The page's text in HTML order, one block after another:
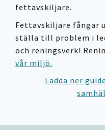
fettavskiljare.
Fettavskiljare fångar
ställa till problem i
och reningsverk!
vår miljö.
Ladda ner